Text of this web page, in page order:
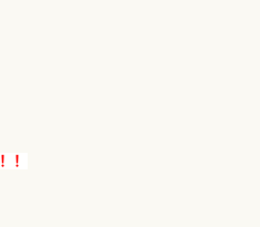
！